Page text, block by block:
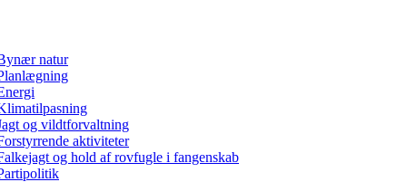
natur
og vildtforvaltning
aktiviteter
og hold af rovfugle i fangenskab